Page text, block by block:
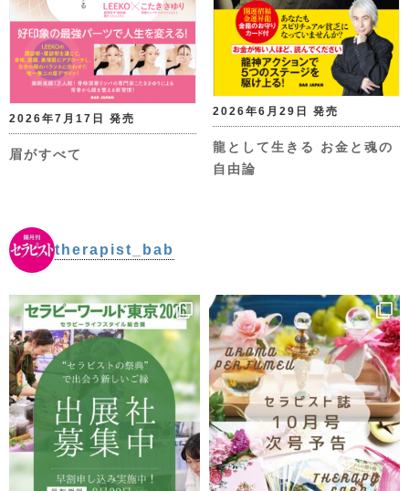
2026年7月17日 発売
眉がすべて
2026年6月29日 発売
龍として生きる お金と魂の
自由論
therapist_bab